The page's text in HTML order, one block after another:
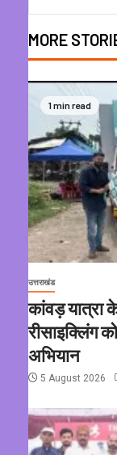
MORE
1 min read
उत्तराखंड
कांवड़ यात्रा
रीसाइक्लिंग
अभियान
5 August 2026